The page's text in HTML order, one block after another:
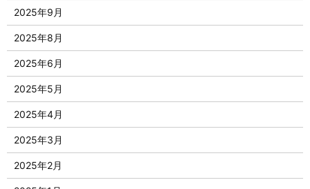
2025年9月
2025年8月
2025年6月
2025年5月
2025年4月
2025年3月
2025年2月